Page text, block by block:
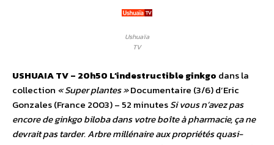
Ushuaïa
TV
USHUAIA TV – 20h50 L’indestructible ginkgo dans la
collection « Super plantes »Documentaire (3/6) d’Eric
Gonzales (France 2003) – 52 minutesSi vous n’avez pas
encore de ginkgo biloba dans votre boîte à pharmacie, ça ne
devrait pas tarder. Arbre millénaire aux propriétés quasi-